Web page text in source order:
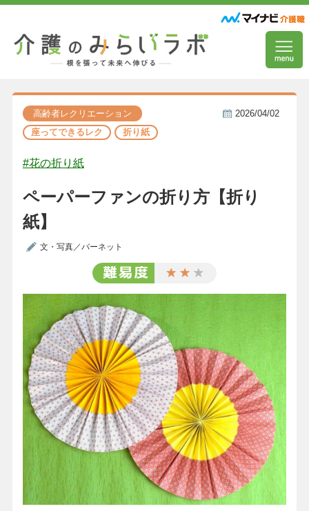
高齢者レクリエーション
座ってできるレク
折り紙
2026/04/02
#花の折り紙
ペーパーファンの折り方【折り
紙】
文・写真／バーネット